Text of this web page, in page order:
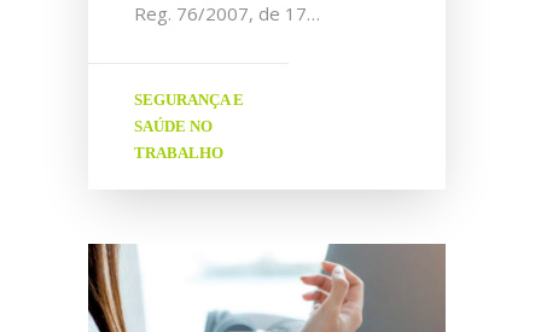
Reg. 76/2007, de 17…
SEGURANÇA E
SAÚDE NO
TRABALHO